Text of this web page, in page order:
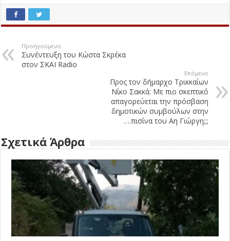
Προηγούμενο
Συνέντευξη του Κώστα Σκρέκα
στον ΣΚΑΪ Radio
Επόμενο
Προς τον δήμαρχο Τρικκαίων
Νίκο Σακκά: Με πιο σκεπτικό
απαγορεύεται την πρόσβαση
δημοτικών συμβούλων στην
….πισίνα του Αη Γιώργη;;;
Σχετικά Άρθρα